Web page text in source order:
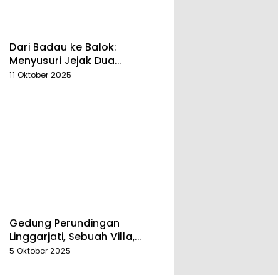
Dari Badau ke Balok:
Menyusuri Jejak Dua
Kerajaan Tua di Tanah
11 Oktober 2025
Gedung Perundingan
Linggarjati, Sebuah Villa,
Sekaligus Saksi Diplomasi
5 Oktober 2025